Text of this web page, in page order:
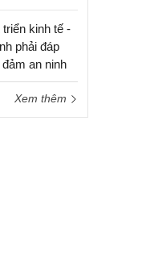
kinh tế -
phải đáp
an ninh
Xem thêm